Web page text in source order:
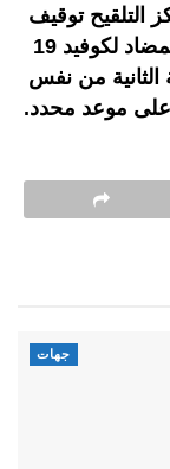
التلقيح توقیف
عملية إعطاء الجرعة الأولى من اللقاح المضاد لكوفيد 19
الثانية من نفس
على موعد محدد.
جهات